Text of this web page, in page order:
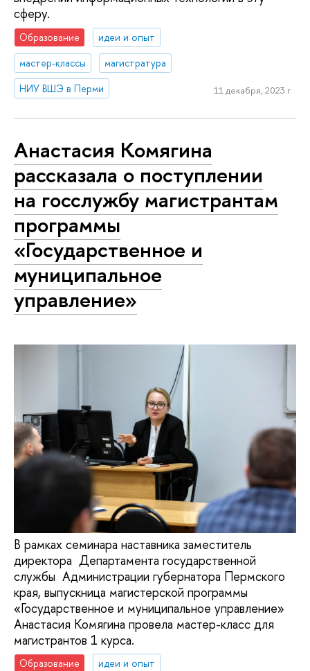
сферу.
Образование
идеи и опыт
мастер-классы
магистратура
НИУ ВШЭ в Перми
11 декабря, 2023 г.
Анастасия Комягина
рассказала о поступлении
на госслужбу магистрантам
программы
«Государственное и
муниципальное
управление»
В рамках семинара наставника заместитель
директора Департамента государственной
службы Администрации губернатора Пермского
края, выпускница магистерской программы
«Государственное и муниципальное управление»
Анастасия Комягина провела мастер-класс для
магистрантов 1 курса.
Образование
идеи и опыт